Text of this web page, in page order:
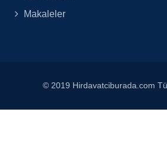
Makaleler
© 2019 Hirdavatciburada.com